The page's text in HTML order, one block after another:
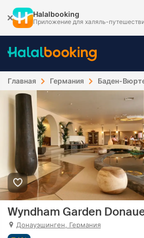
Halalbooking
Приложение для халяль-
Главная Германия Баден-
Wyndham Garden
Донауэшинген, Германия